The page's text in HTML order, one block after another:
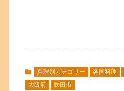
料理別カテゴリー 各国料理
大阪府
吹田市